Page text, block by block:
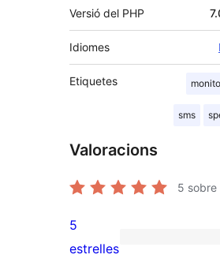
Versió del PHP
Idiomes
Etiquetes
sms
Valoracions
5 sobre
2
5
estrelles